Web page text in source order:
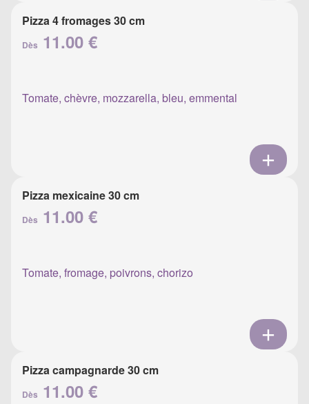
Pizza 4 fromages 30 cm
Dès 11.00 €
Tomate, chèvre, mozzarella, bleu, emmental
Pizza mexicaine 30 cm
Dès 11.00 €
Tomate, fromage, poivrons, chorizo
Pizza campagnarde 30 cm
Dès 11.00 €